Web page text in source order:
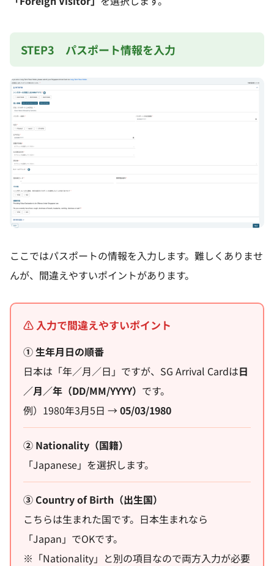
STEP3 パスポート情報を入力
ここではパスポートの情報を入力します。難しくありませ
んが、間違えやすいポイントがあります。
⚠️ 入力で間違えやすいポイント
① 生年月日の順番
日本は「年／月／日」ですが、SG Arrival Cardは日
／月／年（DD/MM/YYYY） です。
例）1980年3月5日 → 05/03/1980
② Nationality（国籍）
「Japanese」を選択します。
③ Country of Birth（出生国）
こちらは生まれた国です。日本生まれなら
「Japan」でOKです。
※「Nationality」と別の項目なので両方入力が必要